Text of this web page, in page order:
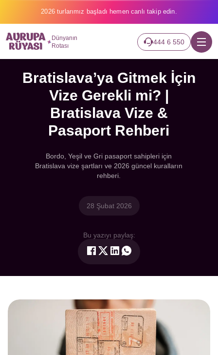
2026 turlarımız başladı hemen canlı takip edin.
Dünyanın
Rotası
444 6 550
Bratislava’ya Gitmek İçin
Vize Gerekli mi? |
Bratislava Vize &
Pasaport Rehberi
Bordo, Yeşil ve Gri pasaport sahipleri için
Bratislava vize şartları ve 2026 güncel kuralların
rehberi.
28 Şubat 2026
Bu yazıyı paylaş: